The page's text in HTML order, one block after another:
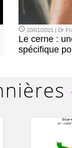
10/01/2021 | Dr
Le cerne :
spécifique